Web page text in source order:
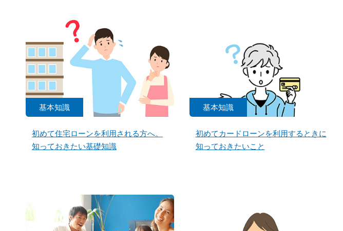
基本知識
初めて住宅ローンを利用される方へ。
知っておきたい基礎知識
基本知識
初めてカードローンを利用するときに
知っておきたいこと